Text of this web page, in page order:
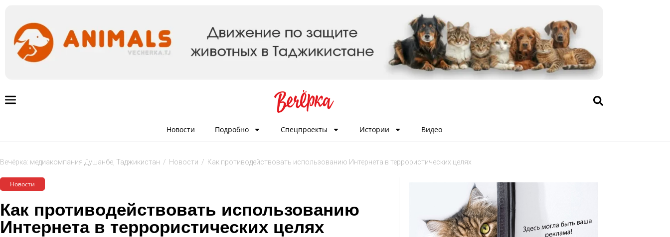
Новости Подробно Спецпроекты Истории Видео
Вечёрка: медиакомпания Душанбе, Таджикистан / Новости / Как противодействовать использованию Интернета в террористических целях
Новости
Как противодействовать использованию
Интернета в террористических целях